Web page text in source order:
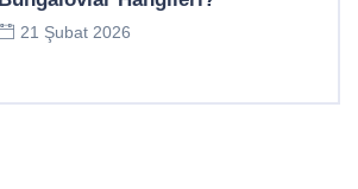
21 Şubat 2026